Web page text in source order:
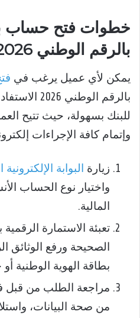
خطوات فتح حساب
بالرقم الوطني 2026 أونلاين
يمكن لأي عميل يرغب في
بالرقم
للبنك بسهولة، حيث تتيح
وإتمام كافة الإجراءات
زيارة البوابة
واختيار نوع الحساب
المالية.
تعبئة الاستمارة
الصحيحة ورفع الوثائق
بطاقة الهوية الوطنية
مراجعة الطلب من قبل
من صحة البيانات،